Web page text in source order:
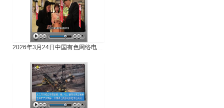
2026年3月24日中国有色网络电视新闻